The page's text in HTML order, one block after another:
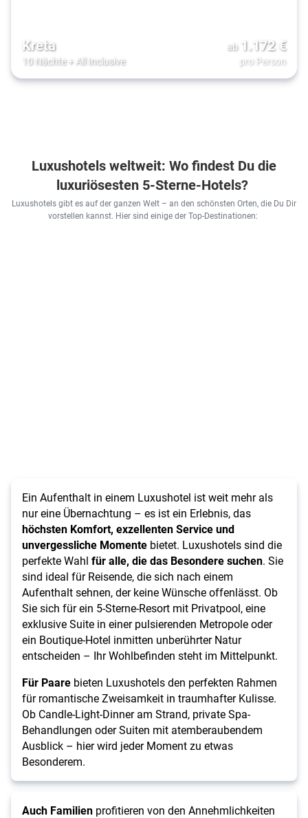
Kreta
10 Nächte+ All Inclusive
ab 1.172€
pro Person
Luxushotels weltweit: Wo findest Du die
luxuriösesten 5-Sterne-Hotels?
Luxushotels gibt es auf der ganzen Welt – an den schönsten Orten, die Du Dir
vorstellen kannst. Hier sind einige der Top-Destinationen:
Ein Aufenthalt in einem Luxushotel ist weit mehr als
nur eine Übernachtung – es ist ein Erlebnis, das
höchsten Komfort, exzellenten Service und
unvergessliche Momente bietet. Luxushotels sind die
perfekte Wahl für alle, die das Besondere suchen. Sie
sind ideal für Reisende, die sich nach einem
Aufenthalt sehnen, der keine Wünsche offenlässt. Ob
Sie sich für ein 5-Sterne-Resort mit Privatpool, eine
exklusive Suite in einer pulsierenden Metropole oder
ein Boutique-Hotel inmitten unberührter Natur
entscheiden – Ihr Wohlbefinden steht im Mittelpunkt.
Für Paare bieten Luxushotels den perfekten Rahmen
für romantische Zweisamkeit in traumhafter Kulisse.
Ob Candle-Light-Dinner am Strand, private Spa-
Behandlungen oder Suiten mit atemberaubendem
Ausblick – hier wird jeder Moment zu etwas
Besonderem.
Auch Familien profitieren von den Annehmlichkeiten